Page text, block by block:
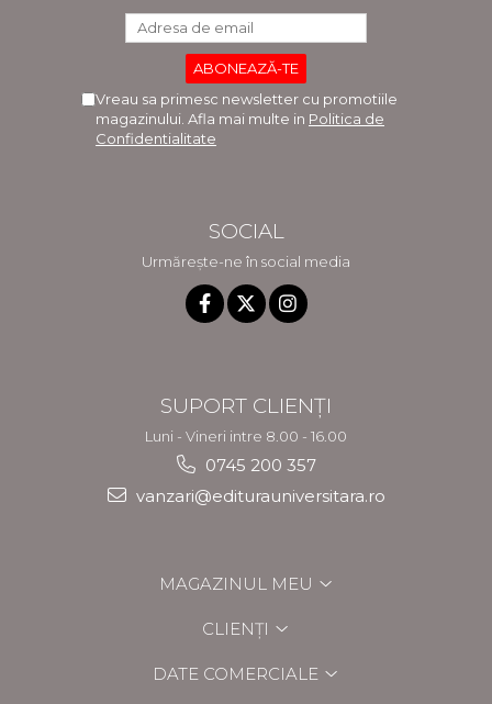
Vreau sa primesc newsletter cu promotiile
magazinului. Afla mai multe in Politica de
Confidentialitate
SOCIAL
Urmărește-ne în social media
SUPORT CLIENȚI
Luni - Vineri intre 8.00 - 16.00
0745 200 357
vanzari@editurauniversitara.ro
MAGAZINUL MEU
CLIENȚI
DATE COMERCIALE